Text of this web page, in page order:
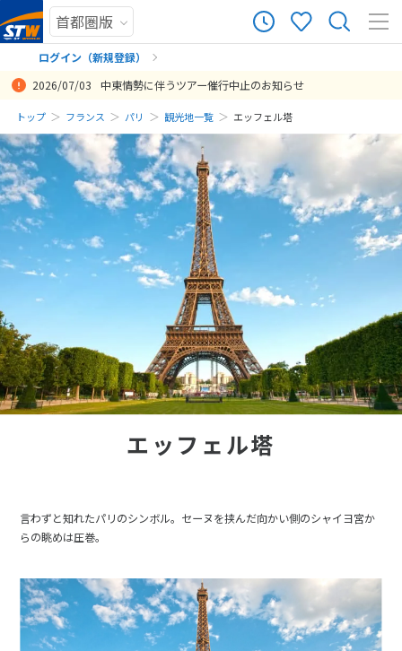
ログイン（新規登録）
まだ履歴がありません
まだ登録がありません
2026/07/03 中東情勢に伴うツアー催行中止のお知らせ
トップ フランス パリ 観光地一覧 エッフェル塔
エッフェル塔
言わずと知れたパリのシンボル。セーヌを挟んだ向かい側のシャイヨ宮か
らの眺めは圧巻。